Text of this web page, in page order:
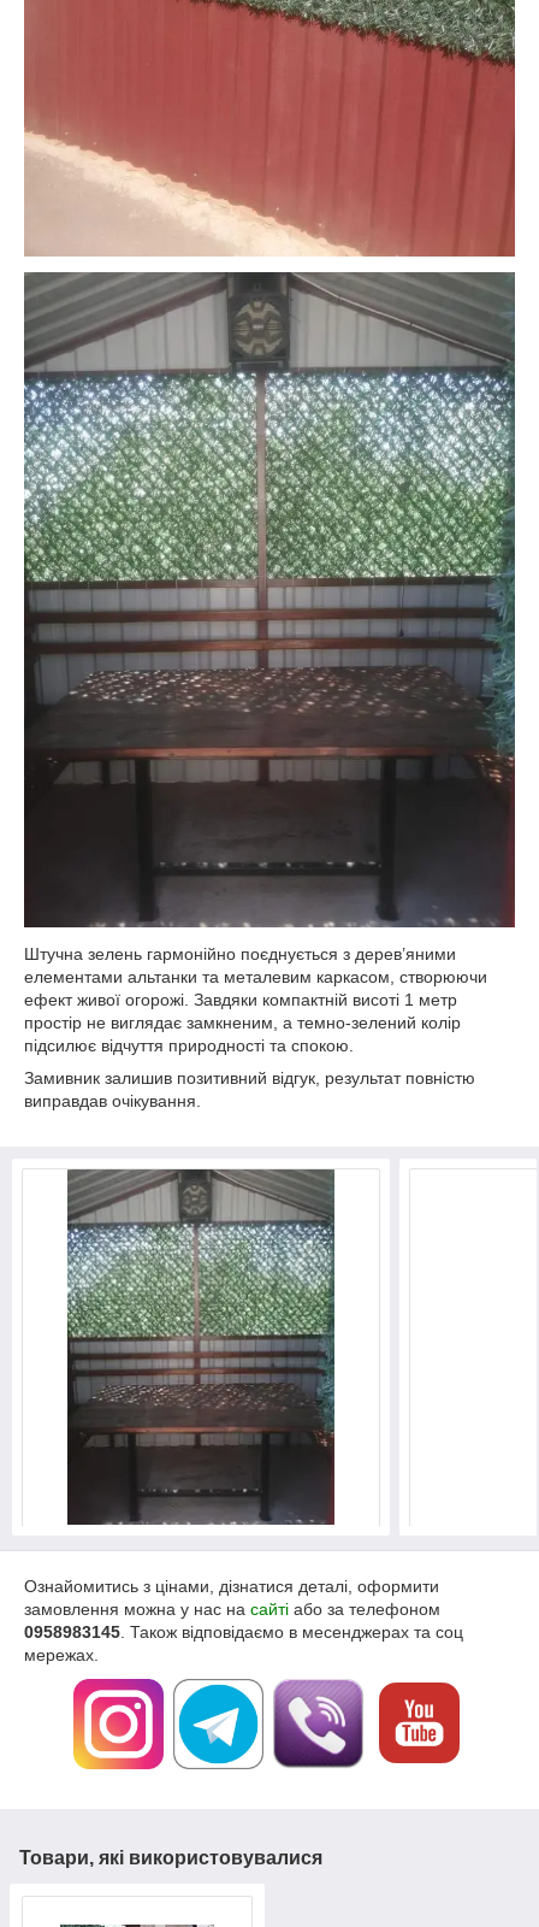
Штучна зелень гармонійно поєднується з дерев’яними
елементами альтанки та металевим каркасом, створюючи
ефект живої огорожі. Завдяки компактній висоті 1 метр
простір не виглядає замкненим, а темно-зелений колір
підсилює відчуття природності та спокою.
Замивник залишив позитивний відгук, результат повністю
виправдав очікування.
Ознайомитись з цінами, дізнатися деталі, оформити
замовлення можна у нас на сайті або за телефоном
0958983145 . Також відповідаємо в месенджерах та соц
мережах.
Товари, які використовувалися